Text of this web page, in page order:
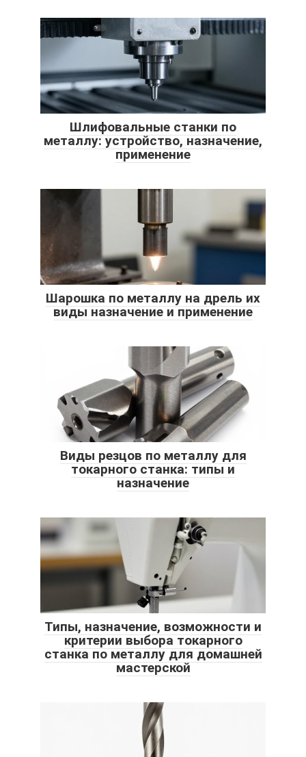
Шлифовальные станки по
металлу: устройство, назначение,
применение
Шарошка по металлу на дрель их
виды назначение и применение
Виды резцов по металлу для
токарного станка: типы и
назначение
Типы, назначение, возможности и
критерии выбора токарного
станка по металлу для домашней
мастерской